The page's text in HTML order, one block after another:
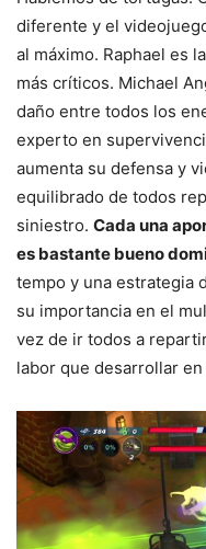
diferente y el
al máximo. Raphael es
más críticos. Michael
daño entre todos los
experto en
aumenta su defensa y
equilibrado de todos
siniestro. Cada una
es bastante bueno
tempo y una estrategia
su importancia en el
vez de ir todos a
labor que desarrollar